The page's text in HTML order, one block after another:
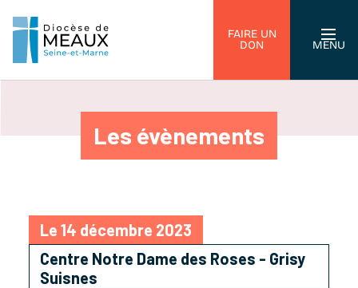
FAIRE UN
DON
MENU
Les évènements
Le 14 décembre 2023
Centre Notre Dame des Roses - Grisy
Suisnes